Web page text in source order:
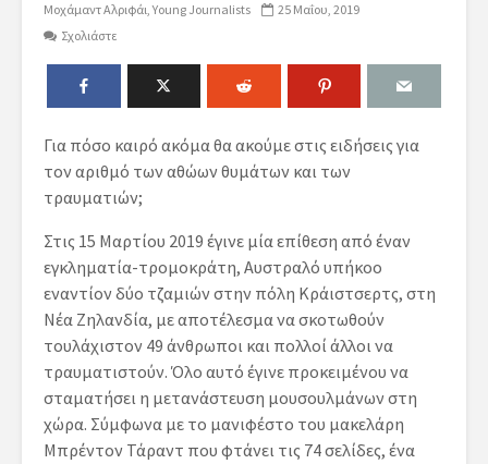
Μοχάμαντ Αλριφάι Young Journalists
25 Μαΐου, 2019
Σχολιάστε
Για πόσο καιρό ακόμα θα ακούμε στις ειδήσεις για
τον αριθμό των αθώων θυμάτων και των
τραυματιών;
Στις 15 Μαρτίου 2019 έγινε μία επίθεση από έναν
εγκληματία-τρομοκράτη, Αυστραλό υπήκοο
εναντίον δύο τζαμιών στην πόλη Κράιστσερτς, στη
Νέα Ζηλανδία, με αποτέλεσμα να σκοτωθούν
τουλάχιστον 49 άνθρωποι και πολλοί άλλοι να
τραυματιστούν. Όλο αυτό έγινε προκειμένου να
σταματήσει η μετανάστευση μουσουλμάνων στη
χώρα. Σύμφωνα με το μανιφέστο του μακελάρη
Μπρέντον Τάραντ που φτάνει τις 74 σελίδες, ένα